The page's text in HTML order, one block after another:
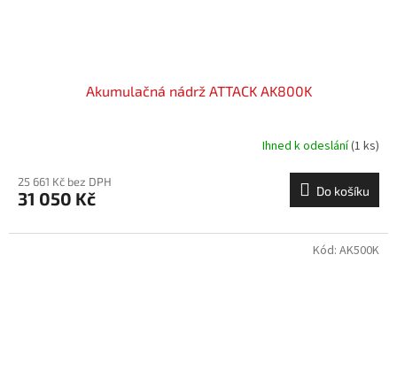
Akumulačná nádrž ATTACK AK800K
Ihned k odeslání(1 ks)
25 661 Kč bez DPH
31 050 Kč Do košíku
Kód: AK500K